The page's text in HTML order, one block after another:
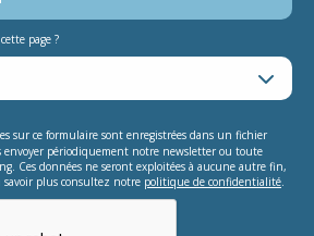
page ?
sur ce formulaire sont enregistrées dans un fichier
envoyer périodiquement notre newsletter ou toute
Ces données ne seront exploitées à aucune autre fin,
savoir plus consultez notre politique de confidentialité